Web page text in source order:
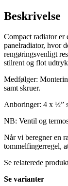
m²
antal
Beskrivelse
Compact radiator er
panelradiator, hvor
rengøringsvenligt
stilrent og flot
Medfølger:
samt skruer.
Anboringer: 4 x ½”
NB: Ventil og
Når vi beregner en
tommelfingerregel,
Se relaterede
Se varianter